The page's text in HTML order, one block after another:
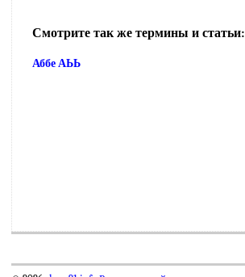
Смотрите так же термины и статьи:
Аббе АЬЬ